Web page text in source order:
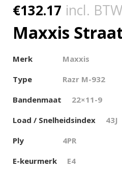
€132.17 incl. BTW
Maxxis
Merk
Maxxis
Type
Razr M-932
Bandenmaat
22×11-9
Load / Snelheidsindex
43J
Ply
4PR
E-keurmerk
E4